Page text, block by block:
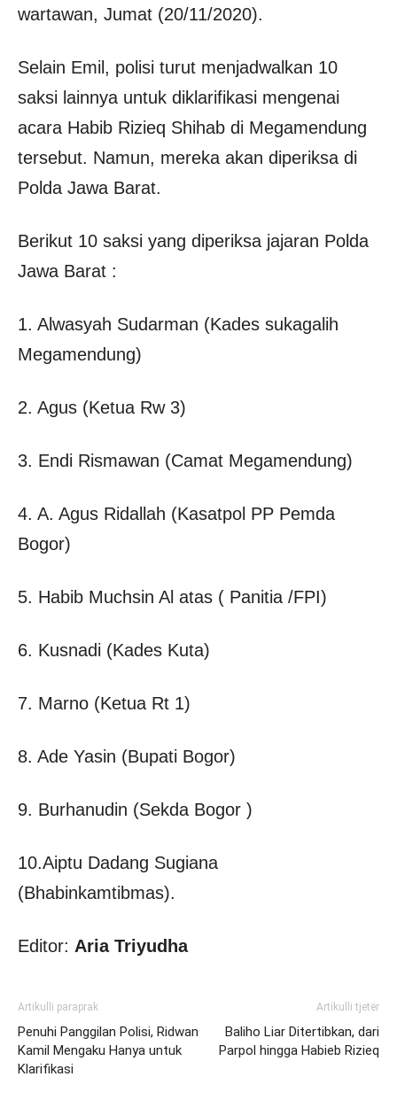
wartawan, Jumat (20/11/2020).
Selain Emil, polisi turut menjadwalkan 10
saksi lainnya untuk diklarifikasi mengenai
acara Habib Rizieq Shihab di Megamendung
tersebut. Namun, mereka akan diperiksa di
Polda Jawa Barat.
Berikut 10 saksi yang diperiksa jajaran Polda
Jawa Barat :
1. Alwasyah Sudarman (Kades sukagalih
Megamendung)
2. Agus (Ketua Rw 3)
3. Endi Rismawan (Camat Megamendung)
4. A. Agus Ridallah (Kasatpol PP Pemda
Bogor)
5. Habib Muchsin Al atas ( Panitia /FPI)
6. Kusnadi (Kades Kuta)
7. Marno (Ketua Rt 1)
8. Ade Yasin (Bupati Bogor)
9. Burhanudin (Sekda Bogor )
10.Aiptu Dadang Sugiana
(Bhabinkamtibmas).
Editor: Aria Triyudha
Artikulli paraprak
Penuhi Panggilan Polisi, Ridwan
Kamil Mengaku Hanya untuk
Klarifikasi
Artikulli tjetër
Baliho Liar Ditertibkan, dari
Parpol hingga Habieb Rizieq